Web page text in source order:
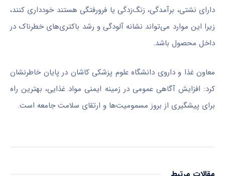
دارای نشتی، برآمدگی، زنگ‌زدگی یا فرورفتگی هستند خودداری کنند،
زیرا این موارد می‌تواند نشانه آلودگی و رشد باکتری‌های خطرناک در
داخل محصول باشد.
معاون غذا و داروی دانشگاه علوم پزشکی کاشان در پایان خاطرنشان
کرد: افزایش آگاهی عمومی در زمینه ایمنی مواد غذایی، بهترین راه
برای پیشگیری از بروز مسمومیت‌ها و ارتقای سلامت جامعه است.